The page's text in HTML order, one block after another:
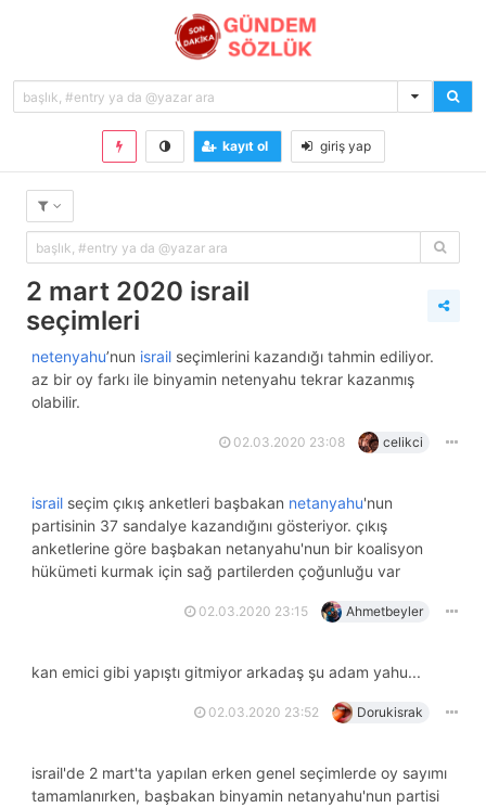
kayıt ol giriş yap
2 mart 2020 israil
seçimleri
netenyahu’nun israil seçimlerini kazandığı tahmin ediliyor.
az bir oy farkı ile binyamin netenyahu tekrar kazanmış
olabilir.
02.03.2020 23:08 celikci
israil seçim çıkış anketleri başbakan netanyahu'nun
partisinin 37 sandalye kazandığını gösteriyor. çıkış
anketlerine göre başbakan netanyahu'nun bir koalisyon
hükümeti kurmak için sağ partilerden çoğunluğu var
02.03.2020 23:15 Ahmetbeyler
kan emici gibi yapıştı gitmiyor arkadaş şu adam yahu...
02.03.2020 23:52 Dorukisrak
i̇srail'de 2 mart'ta yapılan erken genel seçimlerde oy sayımı
tamamlanırken, başbakan binyamin netanyahu'nun partisi